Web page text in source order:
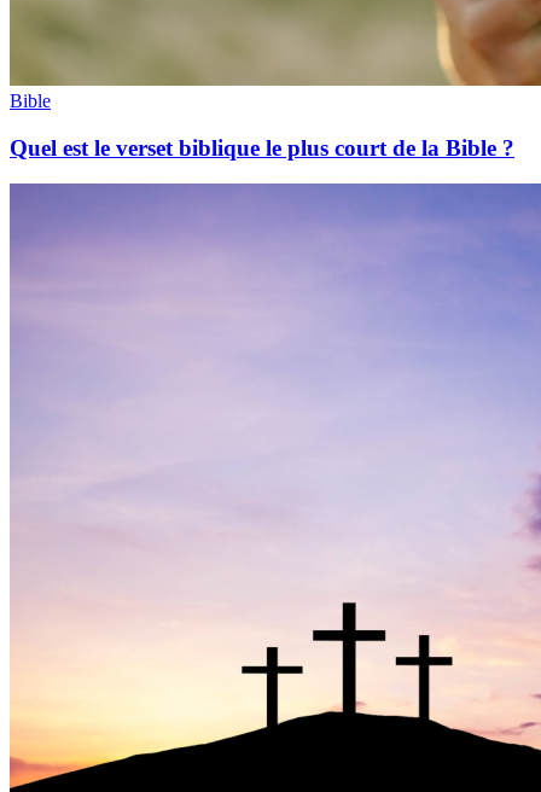
Bible
Quel est le verset biblique le plus court de la Bible ?